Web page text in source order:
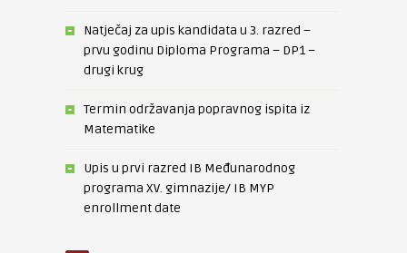
Natječaj za upis kandidata u 3. razred –
prvu godinu Diploma Programa – DP1 –
drugi krug
Termin održavanja popravnog ispita iz
Matematike
Upis u prvi razred IB Međunarodnog
programa XV. gimnazije/ IB MYP
enrollment date